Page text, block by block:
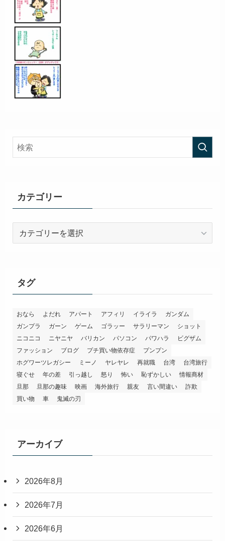
カテゴリー
タグ
おなら よだれ アパート アフィリ イライラ
ガンダム
ガンプラ
ガーン ゲーム ゴラッー サラリーマン
ショット
ニコニコ
ニヤニヤ バリカン パソコン パワハラ
ビグザム
ファッション
ブログ プチ買い物依存症
プンプン
ホグワーツレガシー
ミーノ ヤレヤレ 再就職 台湾
台湾旅行
寝ぐせ
年の差 引っ越し 怒り 怖い 恥ずかしい
情報商材
旦那
旦那の趣味 映画 海外旅行 親友 言い間違い
詐欺
買い物
車 鬼滅の刃
アーカイブ
2026年8月
2026年7月
2026年6月